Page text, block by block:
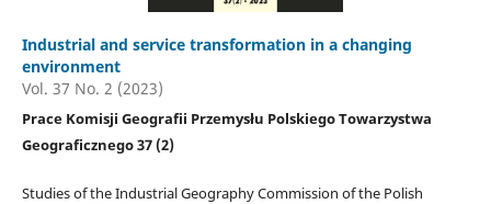
Industrial and service transformation in a changing
environment
Vol. 37 No. 2 (2023)
Prace Komisji Geografii Przemysłu Polskiego Towarzystwa
Geograficznego 37 (2)
Studies of the Industrial Geography Commission of the Polish